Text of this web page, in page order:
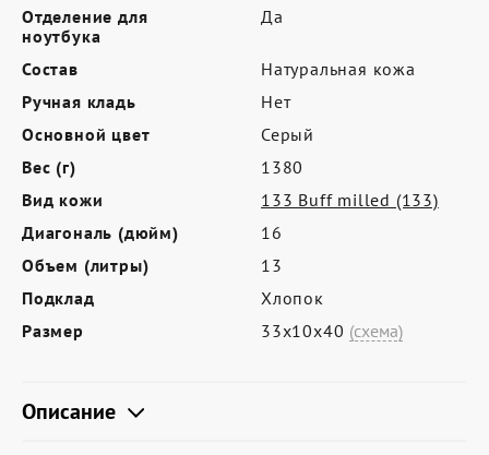
Контакты
Программа лояльности
Политика обработки персональных
данных
Отделение для
ноутбука
Да
Состав
Натуральная кожа
Ручная кладь
Нет
Основной цвет
Серый
Вес (г)
1380
Вид кожи
133 Buff milled (133)
Диагональ (дюйм)
16
Объем (литры)
13
Подклад
Хлопок
Размер
33х10х40 (схема)
Описание